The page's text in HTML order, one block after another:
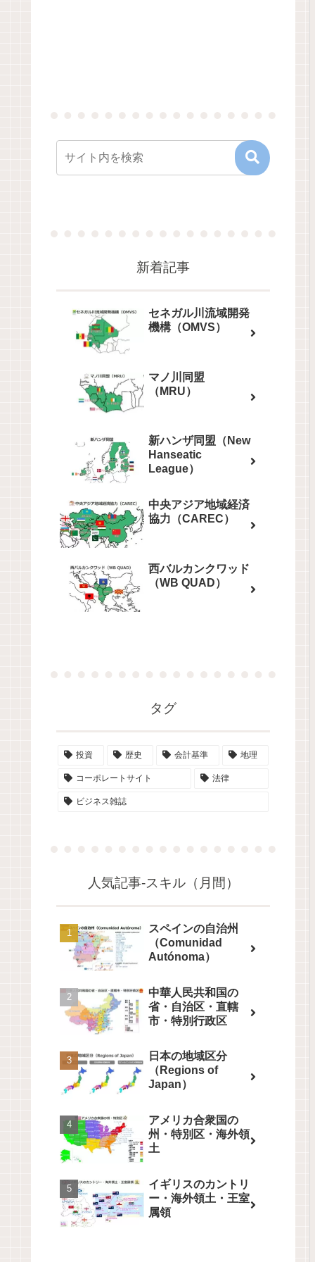
新着記事
セネガル川流域開発
機構（OMVS）
マノ川同盟
（MRU）
新ハンザ同盟（New
Hanseatic
League）
中央アジア地域経済
協力（CAREC）
西バルカンクワッド
（WB QUAD）
タグ
投資 歴史 会計基準 地理
コーポレートサイト 法律
ビジネス雑誌
人気記事-スキル（月間）
スペインの自治州
（Comunidad
Autónoma）
中華人民共和国の
省・自治区・直轄
市・特別行政区
日本の地域区分
（Regions of
Japan）
アメリカ合衆国の
州・特別区・海外領
土
イギリスのカントリ
ー・海外領土・王室
属領